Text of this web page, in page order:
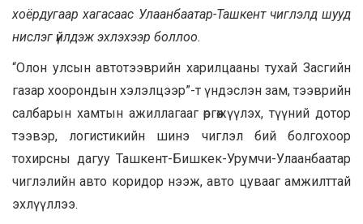
хоёрдугаар хагасаас Улаанбаатар-Ташкент чиглэлд шууд
нислэг үйлдэж эхлэхээр боллоо.
“Олон улсын автотээврийн харилцааны тухай Засгийн
газар хоорондын хэлэлцээр”-т үндэслэн зам, тээврийн
салбарын хамтын ажиллагааг өргөжүүлэх, түүний дотор
тээвэр, логистикийн шинэ чиглэл бий болгохоор
тохирсны дагуу Ташкент-Бишкек-Урумчи-Улаанбаатар
чиглэлийн авто коридор нээж, авто цувааг амжилттай
эхлүүллээ.